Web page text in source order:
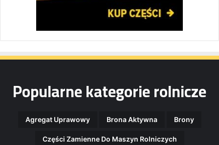
Popularne kategorie rolnicze
Agregat Uprawowy Brona Aktywna Brony
Części Zamienne Do Maszyn Rolniczych